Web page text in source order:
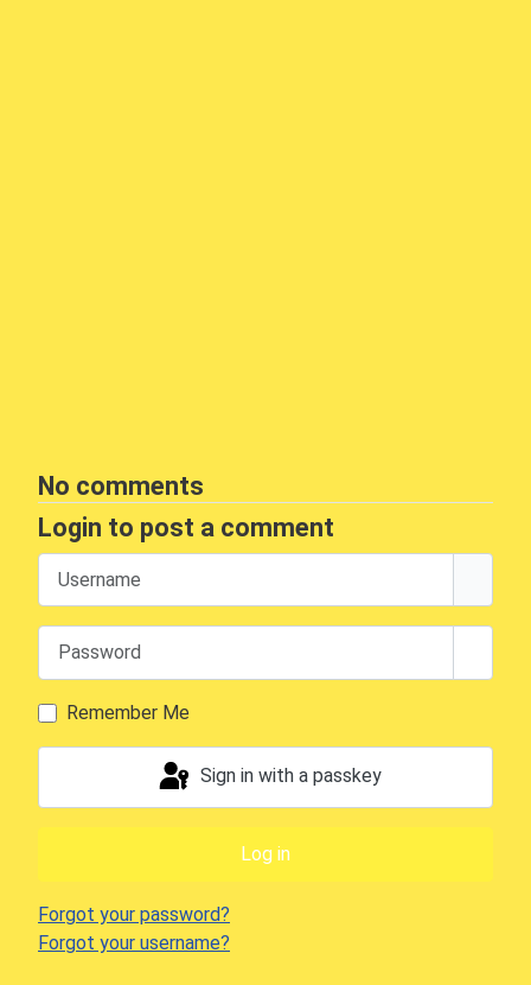
No comments
Login to post a comment
Remember Me
Sign in with a passkey
Log in
Forgot your password?
Forgot your username?